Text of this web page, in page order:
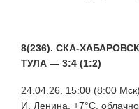
8(236). СКА-
ТУЛА — 3:4 (1:2)
24.04.26. 15:00 (8:00
И. Ленина. +7°С,